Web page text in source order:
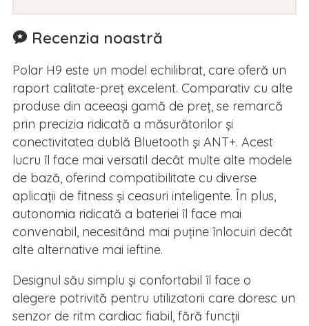
Recenzia noastră
Polar H9 este un model echilibrat, care oferă un
raport calitate-preț excelent. Comparativ cu alte
produse din aceeași gamă de preț, se remarcă
prin precizia ridicată a măsurătorilor și
conectivitatea dublă Bluetooth și ANT+. Acest
lucru îl face mai versatil decât multe alte modele
de bază, oferind compatibilitate cu diverse
aplicații de fitness și ceasuri inteligente. În plus,
autonomia ridicată a bateriei îl face mai
convenabil, necesitând mai puține înlocuiri decât
alte alternative mai ieftine.
Designul său simplu și confortabil îl face o
alegere potrivită pentru utilizatorii care doresc un
senzor de ritm cardiac fiabil, fără funcții